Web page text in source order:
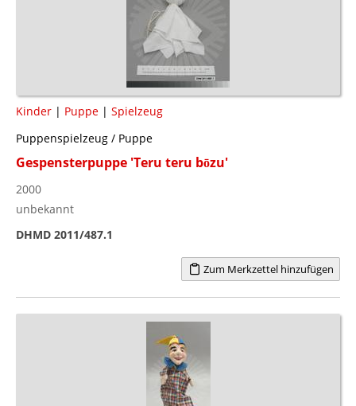
Kinder | Puppe | Spielzeug
Puppenspielzeug / Puppe
Gespensterpuppe 'Teru teru bōzu'
2000
unbekannt
DHMD 2011/487.1
Zum Merkzettel hinzufügen